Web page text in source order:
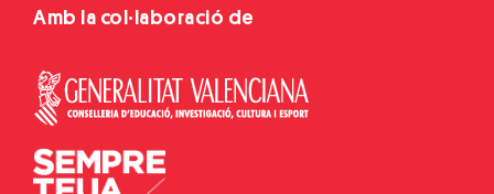
Amb la col·laboració de